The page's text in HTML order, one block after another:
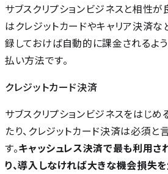
サブスクリプションビジネスと相性が
はクレジットカードやキャリア決済な
録しておけば自動的に課金されるよ
払い方法です。
クレジットカード決済
サブスクリプションビジネスをはじめ
たり、クレジットカード決済は必須と
す。キャッシュレス決済で最も利用さ
り、導入しなければ大きな機会損失